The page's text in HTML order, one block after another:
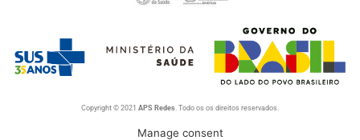
Copyright © 2021 APS Redes . Todo os os direitos reservados.
Manage consent